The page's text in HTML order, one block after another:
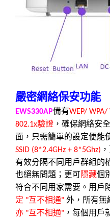
嚴密網絡保安功能
EWS330AP備有WEP/ WPA/
802.1x驗證 ，確保網絡安
面，只需簡單的設定便能
SSID (8*2.4GHz + 8*5Ghz)
有效分隔不同用戶群組的
也絕無問題；更可隱藏個
符合不同用家需要。用戶
定 "互不相通" 外，所有無
亦 "互不相通" ，每個用戶